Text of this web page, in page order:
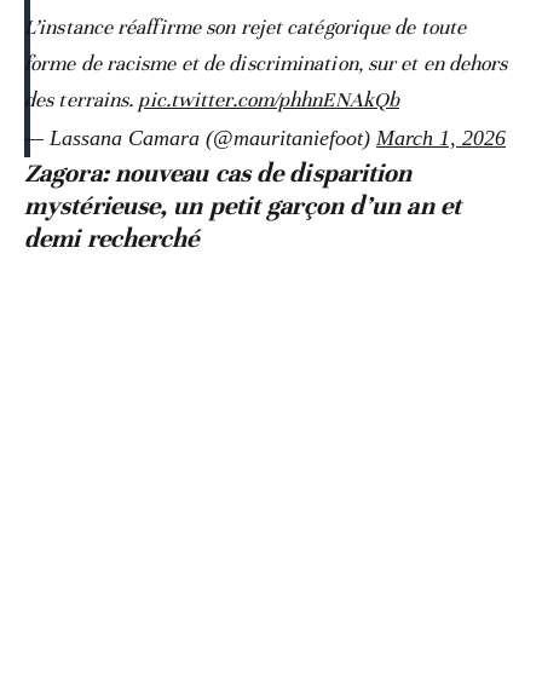
L’instance réaffirme son rejet catégorique de toute
forme de racisme et de discrimination, sur et en dehors
des terrains. pic.twitter.com/phhnENAkQb
— Lassana Camara (@mauritaniefoot) March 1, 2026
Zagora: nouveau cas de disparition
mystérieuse, un petit garçon d’un an et
demi recherché